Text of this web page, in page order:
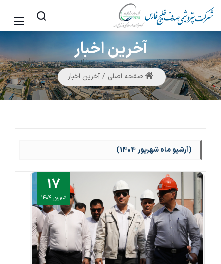
آخریناخبار
صفحه اصلی آخرین اخبار
(آرشیو ماه شهریور 1404)
17
شهریور 1404